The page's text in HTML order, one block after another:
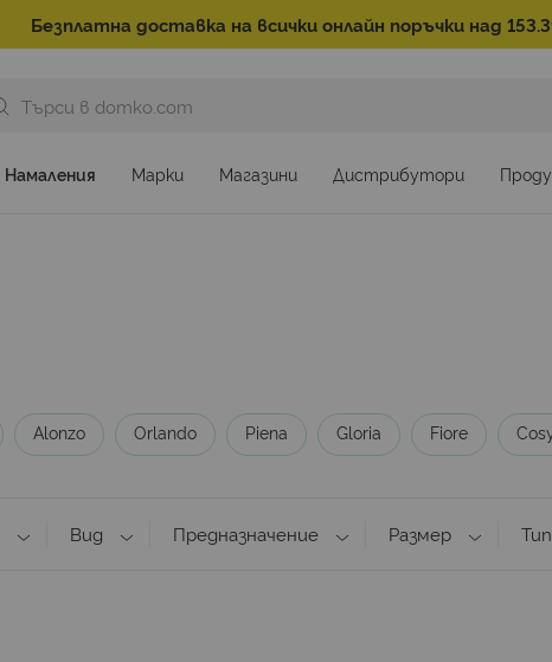
Безплатна доставка на всички онлайн поръчки над
Намаления Марки Магазини Дистрибутори
Alonzo Orlando Piena Gloria Fiore
Вид Предназначение Размер Тип